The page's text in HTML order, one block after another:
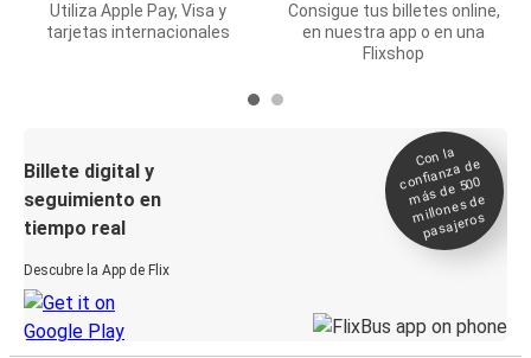
Utiliza Apple Pay, Visa y
tarjetas internacionales
Consigue tus billetes online,
en nuestra app o en una
Flixshop
Billete digital y
seguimiento en
tiempo real
Descubre la App de Flix
Con la
confianza de
más de 500
millones de
pasajeros